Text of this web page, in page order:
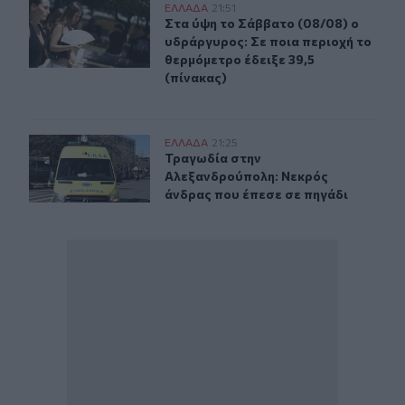
Στα ύψη το Σάββατο (08/08) ο υδράργυρος: Σε ποια
ΕΛΛAΔΑ 21:51
Στα ύψη το Σάββατο (08/08) ο
Στα ύψη το Σάββατο (08/08) ο
υδράργυρος: Σε ποια περιοχή το
θερμόμετρο έδειξε 39,5
(πίνακας)
Τραγωδία στην Αλεξανδρούπολη: Νεκρός άνδρας που
ΕΛΛAΔΑ 21:25
Τραγωδία στην Αλεξανδρούπολη:
Τραγωδία στην
Αλεξανδρούπολη: Νεκρός
άνδρας που έπεσε σε πηγάδι